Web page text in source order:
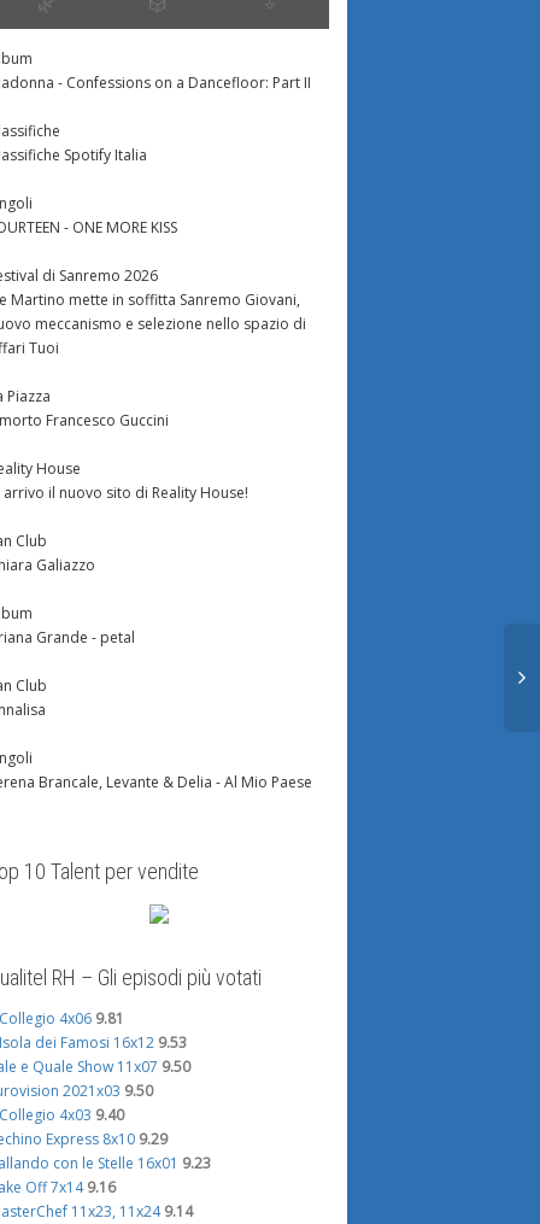
anche
55BA.jpg UPDATE: Anche
Valentino Esposito, che
(madre di Andrew Howe) nella
- Confessions on a Dancefloor: Part II
Spotify Italia
- ONE MORE KISS
di Sanremo 2026
Martino mette in soffitta Sanremo Giovani,
meccanismo e selezione nello spazio di
Tuoi
Piazza
Francesco Guccini
House
arrivo il nuovo sito di Reality House!
Club
Galiazzo
Grande - petal
Club
Brancale, Levante & Delia - Al Mio Paese
10 Talent per vendite
RH – Gli episodi più votati
4x06 9.81
dei Famosi 16x12 9.53
e Quale Show 11x07 9.50
2021x03 9.50
4x03 9.40
Express 8x10 9.29
con le Stelle 16x01 9.23
Off 7x14 9.16
11x23, 11x24 9.14